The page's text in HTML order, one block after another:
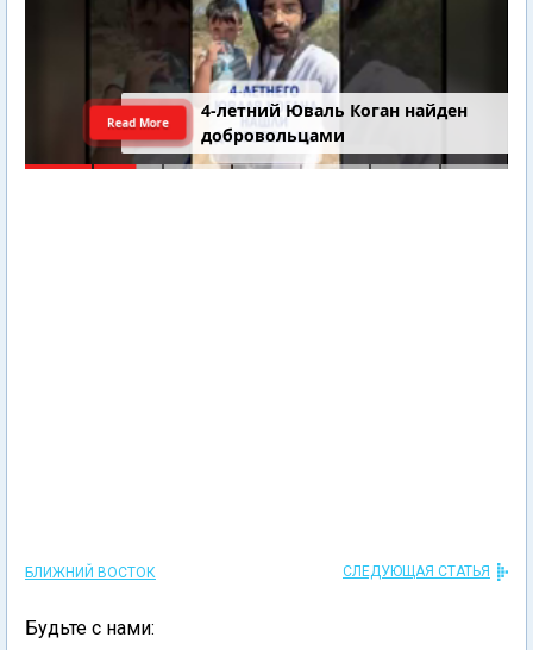
4-летний Юваль Коган найден
добровольцами
Read More
БЛИЖНИЙ ВОСТОК СЛЕДУЮЩАЯ СТАТЬЯ
Будьте с нами: